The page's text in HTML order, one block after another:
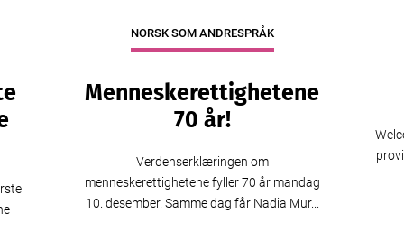
NORSK SOM ANDRESPRÅK
Menneskerettighetene
70 år!
Verdenserklæringen om
menneskerettighetene fyller 70 år mandag
10. desember. Samme dag får Nadia Mur...